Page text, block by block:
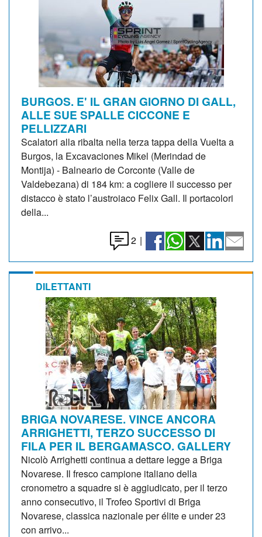
BURGOS. E' IL GRAN GIORNO DI GALL,
ALLE SUE SPALLE CICCONE E
PELLIZZARI
Scalatori alla ribalta nella terza tappa della Vuelta a
Burgos, la Excavaciones Mikel (Merindad de
Montija) - Balneario de Corconte (Valle de
Valdebezana) di 184 km: a cogliere il successo per
distacco è stato l’austroiaco Felix Gall. Il portacolori
della...
2 |
DILETTANTI
BRIGA NOVARESE. VINCE ANCORA
ARRIGHETTI, TERZO SUCCESSO DI
FILA PER IL BERGAMASCO. GALLERY
Nicolò Arrighetti continua a dettare legge a Briga
Novarese. Il fresco campione italiano della
cronometro a squadre si è aggiudicato, per il terzo
anno consecutivo, il Trofeo Sportivi di Briga
Novarese, classica nazionale per élite e under 23
con arrivo...